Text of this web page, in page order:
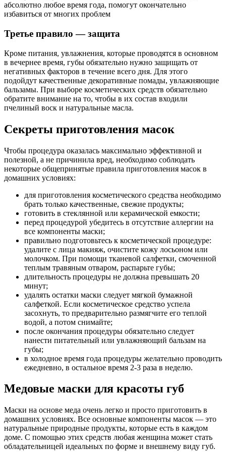
абсолютно любое время года, помогут окончательно
избавиться от многих проблем
Третье правило — защита
Кроме питания, увлажнения, которые проводятся в основном
в вечернее время, губы обязательно нужно защищать от
негативных факторов в течение всего дня. Для этого
подойдут качественные декоративные помады, увлажняющие
бальзамы. При выборе косметических средств обязательно
обратите внимание на то, чтобы в их состав входили
пчелиный воск и натуральные масла.
Секреты приготовления масок
Чтобы процедура оказалась максимально эффективной и
полезной, а не причинила вред, необходимо соблюдать
некоторые общепринятые правила приготовления масок в
домашних условиях:
для приготовления косметического средства необходимо
брать только качественные, свежие продукты;
готовить в стеклянной или керамической емкости;
перед процедурой убедитесь в отсутствие аллергии на
все компоненты маски;
правильно подготовьтесь к косметической процедуре:
удалите с лица макияж, очистите кожу лосьоном или
молочком. При помощи тканевой салфетки, смоченной
теплым травяным отваром, распарьте губы;
длительность процедуры не должна превышать 20
минут;
удалять остатки маски следует мягкой бумажной
салфеткой. Если косметическое средство успела
засохнуть, то предварительно размягчите его теплой
водой, а потом снимайте;
после окончания процедуры обязательно следует
нанести питательный или увлажняющий бальзам на
губы;
в холодное время года процедуры желательно проводить
ежедневно, в остальное время 2-3 раза в неделю.
Медовые маски для красоты губ
Маски на основе меда очень легко и просто приготовить в
домашних условиях. Все основные компоненты масок — это
натуральные природные продукты, которые есть в каждом
доме. С помощью этих средств любая женщина может стать
обладательницей идеальных по форме и внешнему виду губ.